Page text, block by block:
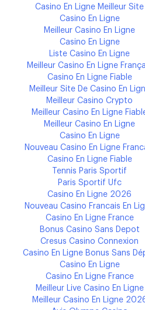
Casino En Ligne Meilleur Site
Casino En Ligne
Meilleur Casino En Ligne
Casino En Ligne
Liste Casino En Ligne
Meilleur Casino En Ligne
Casino En Ligne Fiable
Meilleur Site De Casino En
Meilleur Casino Crypto
Meilleur Casino En Ligne
Meilleur Casino En Ligne
Casino En Ligne
Nouveau Casino En Ligne
Casino En Ligne Fiable
Tennis Paris Sportif
Paris Sportif Ufc
Casino En Ligne 2026
Nouveau Casino Francais En
Casino En Ligne France
Bonus Casino Sans Depot
Cresus Casino Connexion
Casino En Ligne Bonus Sans
Casino En Ligne
Casino En Ligne France
Meilleur Live Casino En Ligne
Meilleur Casino En Ligne